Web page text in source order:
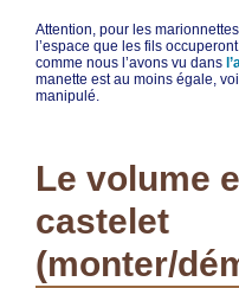
Attention, pour les
l’espace que les fils
comme nous l’avons vu dans
manette est au moins égale,
manipulé.
Le volume
castelet
(monter/